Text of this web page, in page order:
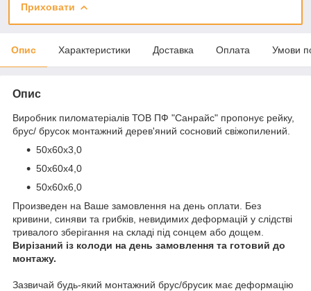
Приховати
Опис Характеристики Доставка Оплата Умови
Опис
Виробник пиломатеріалів ТОВ ПФ "Санрайс" пропонує рейку,
брус/ брусок монтажний дерев'яний сосновий свіжопилений.
50х60х3,0
50х60х4,0
50х60х6,0
Произведен на Ваше замовлення на день оплати. Без
кривини, синяви та грибків, невидимих деформацій у слідстві
тривалого зберігання на складі під сонцем або дощем.
Вирізаний із колоди на день замовлення та готовий до
монтажу.
Зазвичай будь-який монтажний брус/брусик має деформацію